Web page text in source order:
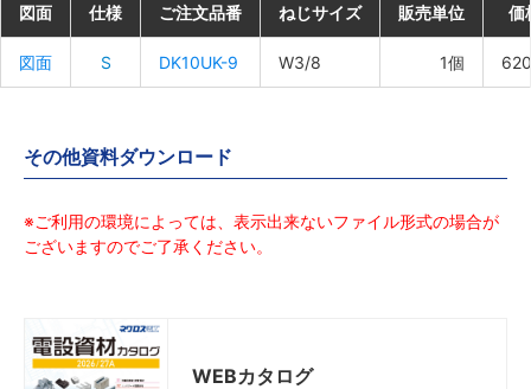
図面 仕様 ご注文品番 ねじサイズ 販売単位 価
図面 S DK10UK-9 W3/8 1個
図面 仕様 ご注文品番 ねじサイズ 販売単位 価
図面 S DK10UK-9 W3/8 1個
図面 仕様 ご注文品番 ねじサイズ 販売単位 価
図面 S DK10UK-9 W3/8 1個
図面 仕様 ご注文品番 ねじサイズ 販売単位 価
図面 S DK10UK-9 W3/8 1個
その他資料ダウンロード
※ご利用の環境によっては、表示出来ないファイル形式の場合が
ございますのでご了承ください。
WEBカタログ